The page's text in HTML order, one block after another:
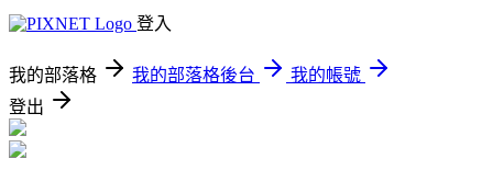
登入
我的部落格 我的部落格後台
我的帳號
登出